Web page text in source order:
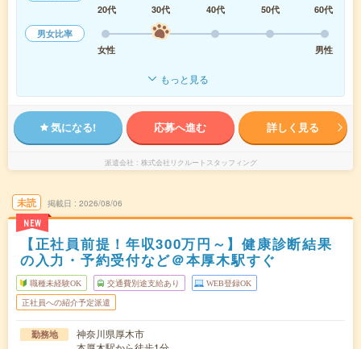
20代
30代 40代 50代
60代
男女比率
女性
男性
もっと見る
気になる! 応募へ進む 詳しく見る
派遣会社 株式会社リクルートスタッフィング
未読
NEW
掲載日 2026/08/06
【正社員前提！年収300万円～】健康診断結果
の入力・予約受付など＠本厚木駅すぐ
職種未経験OK 交通費別途支給あり WEB登録OK
正社員への紹介予定派遣
勤務地
神奈川県厚木市